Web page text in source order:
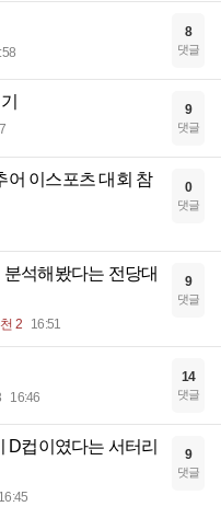
8
댓글
9
댓글
어 이스포츠 대회 참
0
댓글
석해봤다는 전당대
2 16:51
9
댓글
16:46
14
댓글
D컵이였다는 서터리
16:45
9
댓글